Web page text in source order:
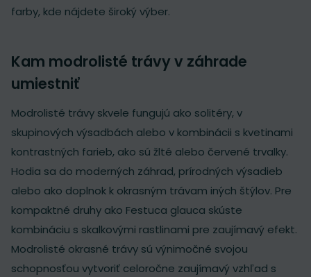
farby, kde nájdete široký výber.
Kam modrolisté trávy v záhrade
umiestniť
Modrolisté trávy skvele fungujú ako solitéry, v
skupinových výsadbách alebo v kombinácii s kvetinami
kontrastných farieb, ako sú žlté alebo červené trvalky.
Hodia sa do moderných záhrad, prírodných výsadieb
alebo ako doplnok k okrasným trávam iných štýlov. Pre
kompaktné druhy ako Festuca glauca skúste
kombináciu s skalkovými rastlinami pre zaujímavý efekt.
Modrolisté okrasné trávy sú výnimočné svojou
schopnosťou vytvoriť celoročne zaujímavý vzhľad s